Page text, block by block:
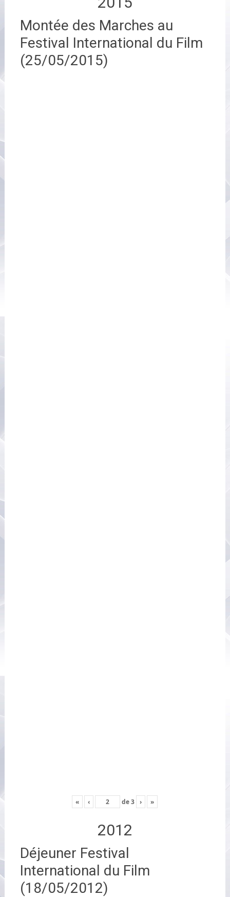
Montée des Marches au
Festival International du Film
(25/05/2015)
« ‹ de3 › »
2012
Déjeuner Festival
International du Film
(18/05/2012)